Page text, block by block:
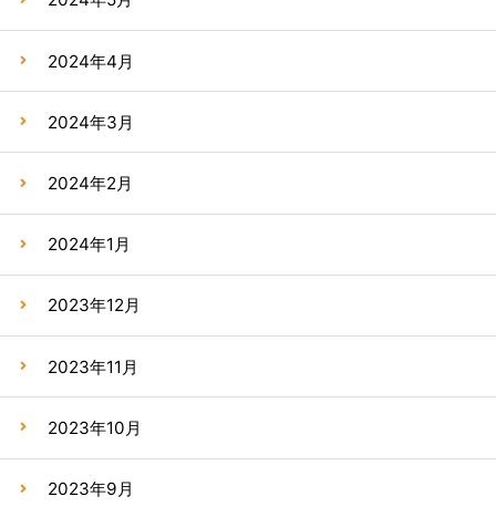
2024年4月
2024年3月
2024年2月
2024年1月
2023年12月
2023年11月
2023年10月
2023年9月